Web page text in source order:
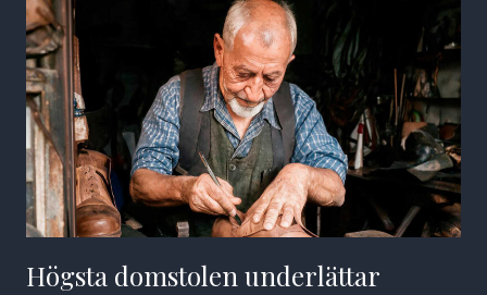
Högsta domstolen underlättar